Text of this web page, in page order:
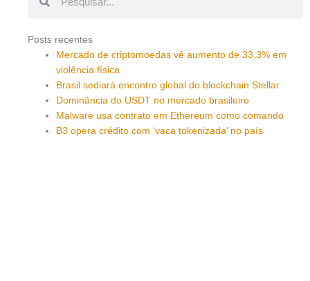
Posts recentes
Mercado de criptomoedas vê aumento de 33,3% em
violência física
Brasil sediará encontro global do blockchain Stellar
Dominância do USDT no mercado brasileiro
Malware usa contrato em Ethereum como comando
B3 opera crédito com ‘vaca tokenizada’ no país